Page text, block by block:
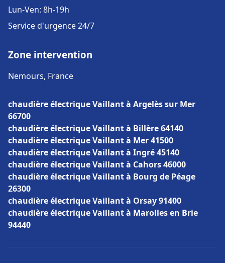
Lun-Ven: 8h-19h
Service d'urgence 24/7
Zone intervention
Nemours, France
chaudière électrique Vaillant à Argelès sur Mer
66700
chaudière électrique Vaillant à Billère 64140
chaudière électrique Vaillant à Mer 41500
chaudière électrique Vaillant à Ingré 45140
chaudière électrique Vaillant à Cahors 46000
chaudière électrique Vaillant à Bourg de Péage
26300
chaudière électrique Vaillant à Orsay 91400
chaudière électrique Vaillant à Marolles en Brie
94440